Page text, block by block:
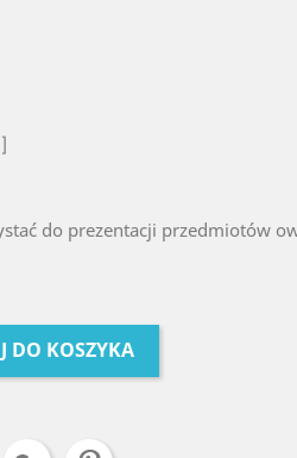
do prezentacji przedmiotów
DO KOSZYKA